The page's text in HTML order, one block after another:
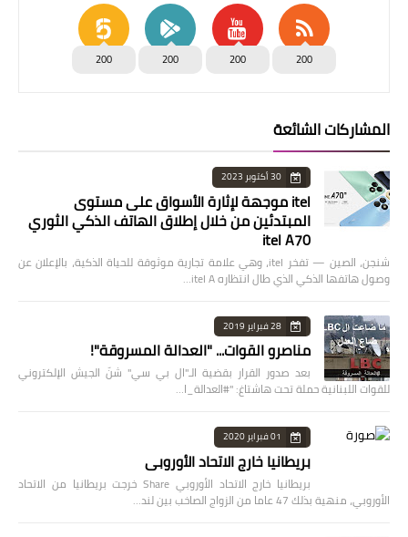
200
200
200
200
المشاركات الشائعة
30 أكتوبر 2023
itel موجهة لإثارة الأسواق على مستوى
المبتدئين من خلال إطلاق الهاتف الذكي الثوري
itel A70
شنجن، الصين — تفخر itel، وهي علامة تجارية موثوقة للحياة الذكية، بالإعلان عن
وصول هاتفها الذكي الذي طال انتظاره itel A…
28 فبراير 2019
مناصرو القوات... "العدالة المسروقة"!
بعد صدور القرار بقضية الـ"ال بي سي" شنّ الجيش الإلكتروني
للقوات اللبنانية حملة تحت هاشتاغ: "#العدالة_ا…
01 فبراير 2020
بريطانيا خارج الاتحاد الأوروبي
بريطانيا خارج الاتحاد الأوروبي Share خرجت بريطانيا من الاتحاد
الأوروبي، منهية بذلك 47 عاما من الزواج الصاخب بين لند…